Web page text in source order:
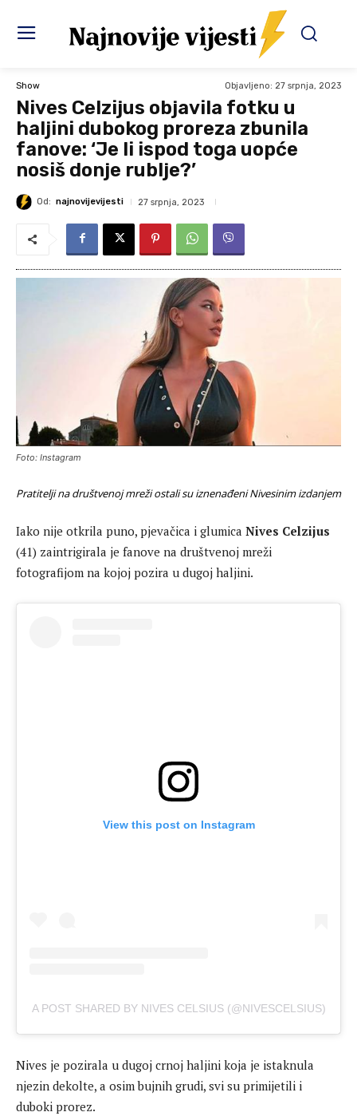
Show Objavljeno: 27 srpnja, 2023
Nives Celzijus objavila fotku u
haljini dubokog proreza zbunila
fanove: ‘Je li ispod toga uopće
nosiš donje rublje?’
Od: najnovijevijesti 27 srpnja, 2023
Foto: Instagram
Pratitelji na društvenoj mreži ostali su iznenađeni Nivesinim izdanjem
Iako nije otkrila puno, pjevačica i glumica Nives Celzijus
(41) zaintrigirala je fanove na društvenoj mreži
fotografijom na kojoj pozira u dugoj haljini.
View this post on Instagram
A POST SHARED BY NIVES CELSIUS (@NIVESCELSIUS)
Nives je pozirala u dugoj crnoj haljini koja je istaknula
njezin dekolte, a osim bujnih grudi, svi su primijetili i
duboki prorez.